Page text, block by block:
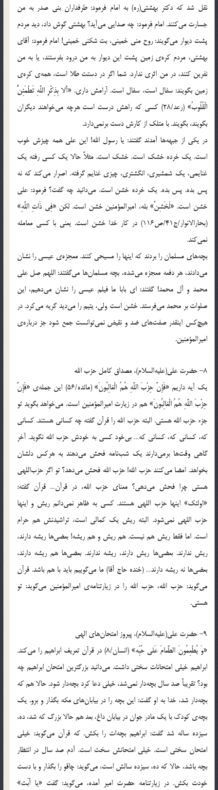
نقل شد كه دكتر بهشتي(ره) به امام فرمود: طرفداران بني صدر به من
جسارت مي‌كنند. امام فرمود: چه صدايي مي‌آيد؟ بهشتي گوش داد، ديد مردم
پشت ديوار مي‌گويند: روح مني خميني، بت شكني خميني! امام فرمود: آقاي
بهشتي، مردم كره‌ي زمين پشت اين ديوار به من درود بفرستند، يا به من
نفرين كنند، در من اثري ندارد. شما اگر در دستت طلا است، همه‌ي كره‌ي
زمين بگويند: سفال است، سفال است. آرامش داري. «أَلا بِذِكْرِ اللَّهِ تَطْمَئِنُّ
الْقُلُوبُ» (رعد/28) كسي كه راهش درست است هرچه مي‌خواهند ديگران
بگويند، بگويند. با متلك از كارش دست برنمي‌دارد.
در يكي از جبهه‌ها آمدند گفتند: يا رسول الله! اين علي همه چيزش خوب
است. يك خرده خشك است. خشك است. مثلاً حالا يك كسي رفته يك
غنايمي، يك شمشيري، انگشتري، چيزي غنايم گرفته. اصرار مي‌كند كه نه
پس بده. پس بده. يك خرده خشن است. مي‌دانيد چه گفت؟ فرمود: علي
خشن است. «لَخَشِنٌ» بله، اميرالمؤمنين خشن است. لكن «فِي ذَاتِ اللَّهِ»
(بحارالانوار/ج41/ص116) در كار خدا خشن است. يعني با كسي معامله
نمي‌كند.
بچه‌هاي مسلمان را بردند كه اينها را مسيحي كنند. معجزه‌ي عيسي را نشان
مي‌دادند، هر دفعه معجزه مي‌شده، بچه مسلمان‌ها مي‌گفتند: اللهم صل علي
محمد و آل محمد! گفتند: اي بابا ما فيلم عيسي را نشان مي‌دهيم، اين
صلوات بر محمد مي‌فرستد. خشن است ولي، يتيم را مي‌ديد گريه مي‌كرد. در
هيچ‌كس اينقدر صفت‌هاي ضد و نقيض نمي‌توانست جمع شود جز درباره‌ي
اميرالمؤمنين.
8- حضرت علي(عليه‌السلام)، مصداق كامل حزب الله
يك آيه داريم «فَإِنَّ حِزْبَ اللَّهِ هُمُ الْغالِبُونَ» (مائده/56) اين جمله‌ي «فَإِنَّ
حِزْبَ اللَّهِ هُمُ الْغالِبُونَ» هم در زيارت اميرالمؤمنين است. مي‌خواهد بگويد تو
جزء حزب الله هستي. البته حزب الله را قرآن گفته چه كساني هستند. كساني
كه، كساني كه، كساني كه… بي‌خود كسي به خودش حزب الله نگويد. آخر
گاهي وقت‌ها برمي‌دارند يك شب‌نامه فحش مي‌دهند به هركس دلشان
بخواهد. امضا مي‌كنند حزب الله! حزب الله فحش مي‌دهد؟ تو اگر حزب‌اللهي
هستي چرا فحش مي‌دهي؟ معناي حزب الله، در قرآن… قرآن گفته:
«اولئك» اينها حزب اللهي هستند. كسي به ظاهر نمي‌دانم ريش و اينها
حزب اللهي نمي‌شود. البته ريش يك كمالي است، تراشيدنش هم حرام
است. اما فقط ريش هم نيست. هم ريش و هم ريشه! بعضي‌ها ريشه دارند،
ريش ندارند. بعضي‌ها ريش دارند، ريشه ندارند. بعضي‌ها هم ريشه دارند،
بعضي‌ها نه ريشه دارند… (خنده حاج آقا) ما مي‌گوييم بايد با هم باشد. قرآن
مي‌گويد: حزب الله، حزب الله را در زيارتنامه‌ي اميرالمؤمنين مي‌گويد: تو
هستي.
9- حضرت علي(عليه‌السلام)، پيروز امتحان‌هاي الهي
«وَ يُطْعِمُونَ الطَّعامَ عَلى‏ حُبِّه‏» (انسان/8) در قرآن تعريف ابراهيم را مي‌كند.
ابراهيم خيلي امتحانات سختي داشت. مي‌دانيد بزرگترين امتحان ابراهيم چه
بود؟ تقريباً صد سال بچه‌دار نمي‌شد، خيلي دعا كرد بچه‌دار شود. حالا هم كه
بچه‌دار شد، خدا به او گفت: اين بچه را در بيابان‌هاي مكه بگذار و برو. يك
بچه‌ي كودك با يك مادر جوان در بيابان داغ، بعد هم حالا بزرگ كه شد، ده،
سيزده ساله شد گفت: ابراهيم بچه‌ات را بكش. كه قرآن مي‌‌گويد: خيلي
امتحان سختي است. خيلي امتحانش سخت است. آدم صد سال در انتظار
بچه باشد، حالا كه ده، سيزده سالش است، مي‌گويد: چاقو را بگذار و با دست
خودت بكش. در زيارتنامه حضرت امير آمده، مي‌گويد: گفت «يا أَبَت‏»